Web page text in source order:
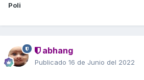
Poli
abhang
Publicado 16 de Junio del 2022